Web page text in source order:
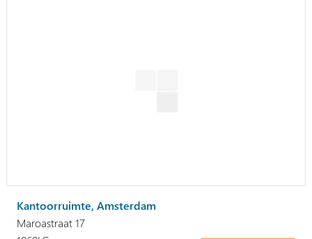
Kantoorruimte, Amsterdam
Maroastraat 17